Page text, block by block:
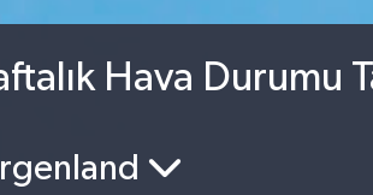
6618.49 2.12
13.887
64
Hava Durumu